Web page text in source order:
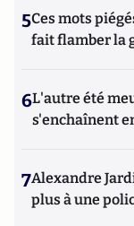
5Ces mots
fait flamber la
6L'autre été
s'enchaînent
7Alexandre
plus à une